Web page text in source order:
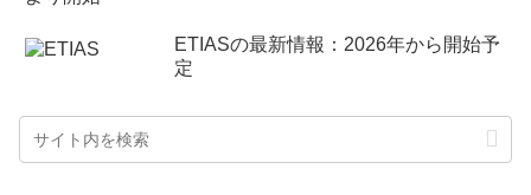
ETIASの最新情報：2026年から開始予
定